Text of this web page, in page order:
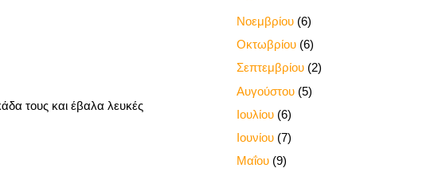
τους και έβαλα λευκές
Νοεμβρίου (6)
Οκτωβρίου (6)
Σεπτεμβρίου (2)
Αυγούστου (5)
Ιουλίου (6)
Ιουνίου (7)
Μαΐου (9)